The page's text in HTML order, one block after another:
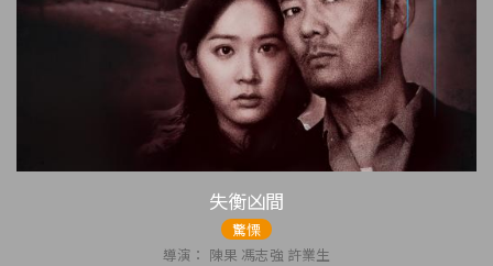
失衡凶間
驚慄
導演： 陳果 馮志強 許業生